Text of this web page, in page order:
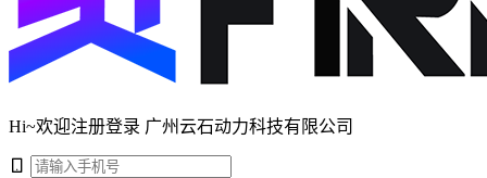
Hi~欢迎注册登录 广州云石动力科技有限公司